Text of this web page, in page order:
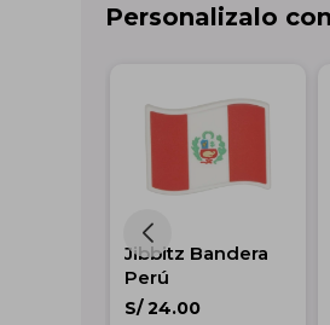
Personalizalo
Jibbitz Bandera
Perú
S/ 24.00